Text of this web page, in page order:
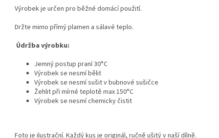
Výrobek je určen pro běžné domácí použití.
Držte mimo přímý plamen a sálavé teplo.
Údržba výrobku:
Jemný postup praní 30°C
Výrobek se nesmí bělit
Výrobek se nesmí sušit v bubnové sušičce
Žehlit při mírné teplotě max 150°C
Výrobek se nesmí chemicky čistit
Foto je ilustrační. Každý kus je originál, ručně ušitý v naší dílně.